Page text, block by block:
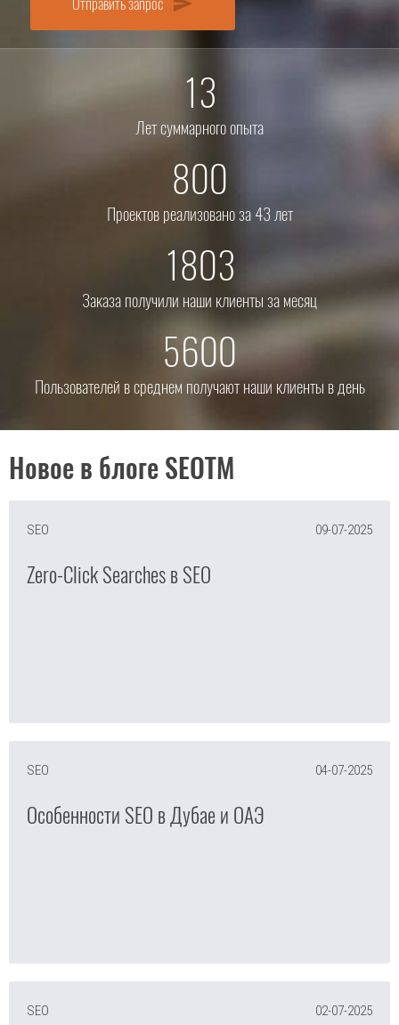
13
Лет суммарного опыта
800
Проектов реализовано за 43 лет
1803
Заказа получили наши клиенты за месяц
5600
Пользователей в среднем получают наши клиенты в день
Новое в блоге SEOTM
SEO 09-07-2025
Zero-Click Searches в SEO
SEO 04-07-2025
Особенности SEO в Дубае и ОАЭ
SEO 02-07-2025